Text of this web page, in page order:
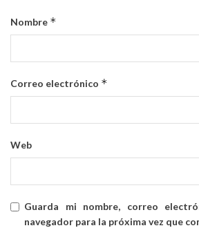
Nombre *
Correo electrónico *
Web
Guarda mi nombre, correo
navegador para la próxima vez que